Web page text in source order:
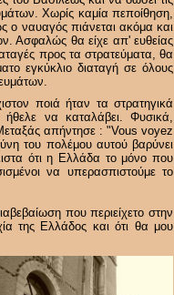
Χωρίς καμία πεποίθηση,
ο ναυαγός πιάνεται ακόμα και
Ασφαλώς θα είχε απ' ευθείας
προς τα στρατεύματα, θα
εγκύκλιο διαταγή σε όλους
ποιά ήταν τα στρατηγικά
να καταλάβει. Φυσικά,
απήντησε : "Vous voyez
του πολέμου αυτού βαρύνει
ότι η Ελλάδα το μόνο που
να υπερασπιστούμε το
που περιείχετο στην
της Ελλάδος και ότι θα μου